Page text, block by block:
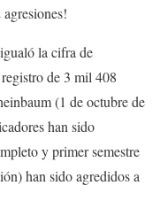
la cifra de
de 3 mil 408
(1 de octubre de
han sido
y primer semestre
han sido agredidos a